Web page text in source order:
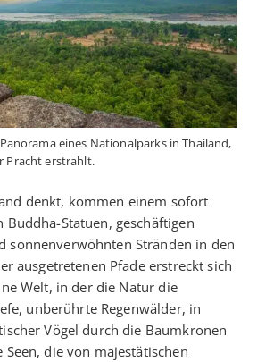
eines Nationalparks in Thailand,
Pracht erstrahlt.
denkt, kommen einem sofort
Buddha-Statuen, geschäftigen
sonnenverwöhnten Stränden in den
ausgetretenen Pfade erstreckt sich
Welt, in der die Natur die
unberührte Regenwälder, in
Vögel durch die Baumkronen
die von majestätischen